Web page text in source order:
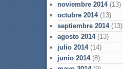
noviembre 2014(13)
octubre 2014(13)
septiembre 2014(13)
agosto 2014(13)
julio 2014(14)
junio 2014(8)